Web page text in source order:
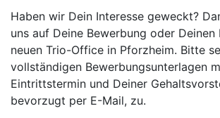
Haben wir Dein Interesse geweckt?
uns auf Deine Bewerbung oder Deinen
neuen Trio-Office in Pforzheim. Bitte
vollständigen Bewerbungsunterlagen
Eintrittstermin und Deiner
bevorzugt per E-Mail, zu.